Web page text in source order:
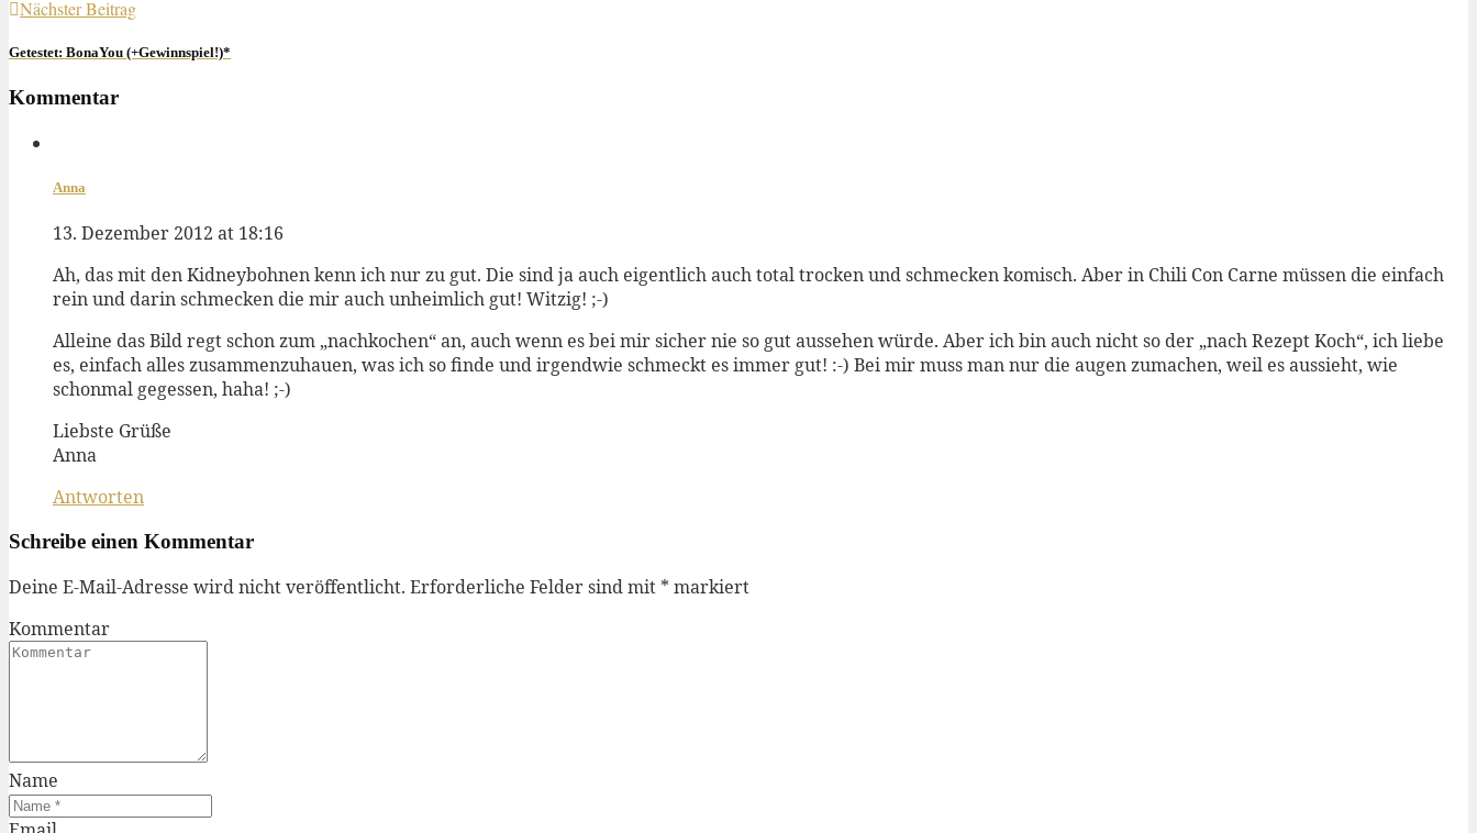
Nächster Beitrag
Getestet: BonaYou (+Gewinnspiel!)*
Kommentar
Anna
13. Dezember 2012 at 18:16
Ah, das mit den Kidneybohnen kenn ich nur zu gut. Die sind ja auch eigentlich auch total trocken und schmecken komisch. Aber in Chili Con Carne müssen die einfach
rein und darin schmecken die mir auch unheimlich gut! Witzig! ;-)
Alleine das Bild regt schon zum „nachkochen“ an, auch wenn es bei mir sicher nie so gut aussehen würde. Aber ich bin auch nicht so der „nach Rezept Koch“, ich liebe
es, einfach alles zusammenzuhauen, was ich so finde und irgendwie schmeckt es immer gut! :-) Bei mir muss man nur die augen zumachen, weil es aussieht, wie
schonmal gegessen, haha! ;-)
Liebste Grüße
Anna
Antworten
Schreibe einen Kommentar
Deine E-Mail-Adresse wird nicht veröffentlicht. Erforderliche Felder sind mit * markiert
Kommentar
Name